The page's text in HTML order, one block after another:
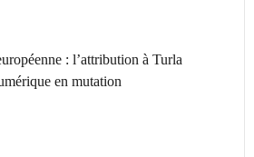
: l’attribution à Turla
en mutation